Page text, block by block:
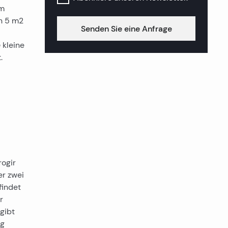
5 m2
kleine
zwei
Senden Sie eine Anfrage